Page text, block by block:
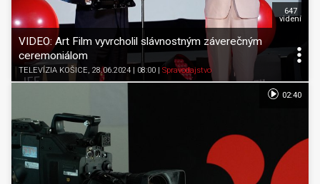
VIDEO: Art Film vyvrcholil slávnostným záverečným
ceremoniálom
TELEVÍZIA KOŠICE, 28.06.2024 | 08:00 Spravodajstvo
647
videní
02:40